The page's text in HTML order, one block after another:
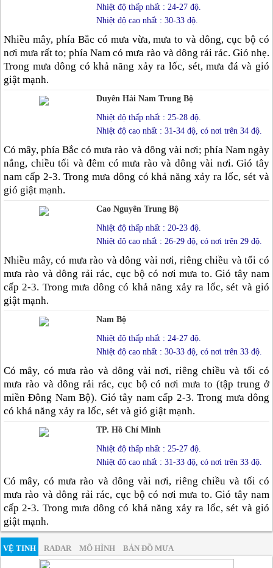
Nhiệt độ thấp nhất : 24-27 độ.
Nhiệt độ cao nhất : 30-33 độ.
Nhiều mây, phía Bắc có mưa vừa, mưa to và dông, cục bộ có
nơi mưa rất to; phía Nam có mưa rào và dông rải rác. Gió nhẹ.
Trong mưa dông có khả năng xảy ra lốc, sét, mưa đá và gió
giật mạnh.
Duyên Hải Nam Trung Bộ
Nhiệt độ thấp nhất : 25-28 độ.
Nhiệt độ cao nhất : 31-34 độ, có nơi trên 34 độ.
Có mây, phía Bắc có mưa rào và dông vài nơi; phía Nam ngày
nắng, chiều tối và đêm có mưa rào và dông vài nơi. Gió tây
nam cấp 2-3. Trong mưa dông có khả năng xảy ra lốc, sét và
gió giật mạnh.
Cao Nguyên Trung Bộ
Nhiệt độ thấp nhất : 20-23 độ.
Nhiệt độ cao nhất : 26-29 độ, có nơi trên 29 độ.
Nhiều mây, có mưa rào và dông vài nơi, riêng chiều và tối có
mưa rào và dông rải rác, cục bộ có nơi mưa to. Gió tây nam
cấp 2-3. Trong mưa dông có khả năng xảy ra lốc, sét và gió
giật mạnh.
Nam Bộ
Nhiệt độ thấp nhất : 24-27 độ.
Nhiệt độ cao nhất : 30-33 độ, có nơi trên 33 độ.
Có mây, có mưa rào và dông vài nơi, riêng chiều và tối có
mưa rào và dông rải rác, cục bộ có nơi mưa to (tập trung ở
miền Đông Nam Bộ). Gió tây nam cấp 2-3. Trong mưa dông
có khả năng xảy ra lốc, sét và gió giật mạnh.
TP. Hồ Chí Minh
Nhiệt độ thấp nhất : 25-27 độ.
Nhiệt độ cao nhất : 31-33 độ, có nơi trên 33 độ.
Có mây, có mưa rào và dông vài nơi, riêng chiều và tối có
mưa rào và dông rải rác, cục bộ có nơi mưa to. Gió tây nam
cấp 2-3. Trong mưa dông có khả năng xảy ra lốc, sét và gió
giật mạnh.
VỆ TINH RADAR MÔ HÌNH BẢN ĐỒ MƯA